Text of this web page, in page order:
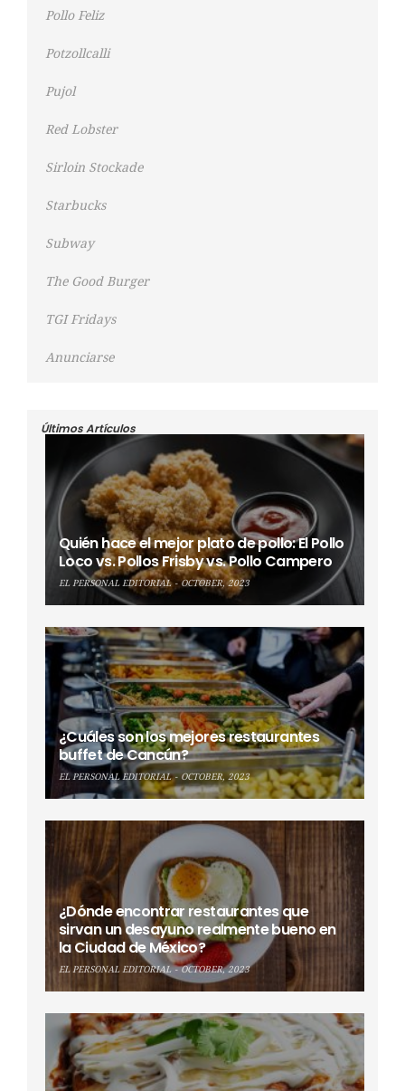
Pollo Feliz
Potzollcalli
Pujol
Red Lobster
Sirloin Stockade
Starbucks
Subway
The Good Burger
TGI Fridays
Anunciarse
Últimos Artículos
Quién hace el mejor plato de pollo: El Pollo
Loco vs. Pollos Frisby vs. Pollo Campero
EL PERSONAL EDITORIAL OCTOBER, 2023
¿Cuáles son los mejores restaurantes
buffet de Cancún?
EL PERSONAL EDITORIAL OCTOBER, 2023
¿Dónde encontrar restaurantes que
sirvan un desayuno realmente bueno en
la Ciudad de México?
EL PERSONAL EDITORIAL OCTOBER, 2023